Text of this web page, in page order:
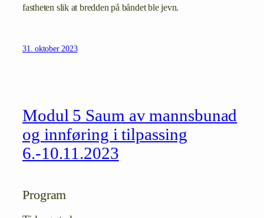
fastheten slik at bredden på båndet ble jevn.
31. oktober 2023
Modul 5 Saum av mannsbunad
og innføring i tilpassing
6.-10.11.2023
Program